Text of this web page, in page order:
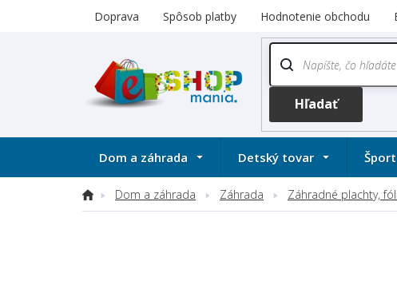
Doprava Spôsob platby Hodnotenie obchodu
Dom a záhrada Detský tovar Šport
DomovDom a záhrada Záhrada Záhradné plachty,